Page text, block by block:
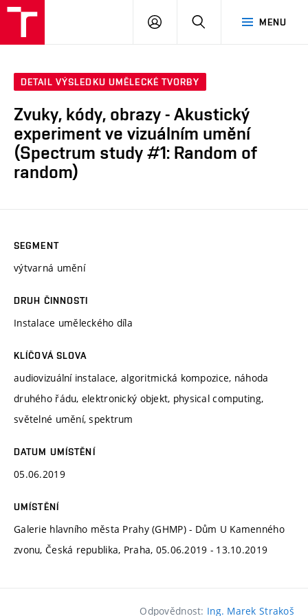
MENU
PŘIHLÁSIT
DETAIL VÝSLEDKU UMĚLECKÉ TVORBY
Zvuky, kódy, obrazy - Akustický
experiment ve vizuálním umění
(Spectrum study #1: Random of
random)
SEGMENT
výtvarná umění
DRUH ČINNOSTI
Instalace uměleckého díla
KLÍČOVÁ SLOVA
audiovizuální instalace, algoritmická kompozice, náhoda
druhého řádu, elektronický objekt, physical computing,
světelné umění, spektrum
DATUM UMÍSTĚNÍ
05.06.2019
UMÍSTĚNÍ
Galerie hlavního města Prahy (GHMP) - Dům U Kamenného
zvonu, Česká republika, Praha, 05.06.2019 - 13.10.2019
Odpovědnost: Ing. Marek Strakoš